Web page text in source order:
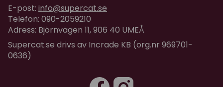
E-post: info@supercat.se
Telefon: 090-2059210
Adress: Björnvägen 11, 906 40 UMEÅ
Supercat.se drivs av Incrade KB (org.nr 969701-
0636)